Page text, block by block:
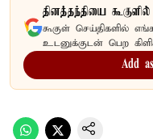
தினத்தந்தியை
கூகுள் செய்திகளில்
உடனுக்குடன் பெற
Add